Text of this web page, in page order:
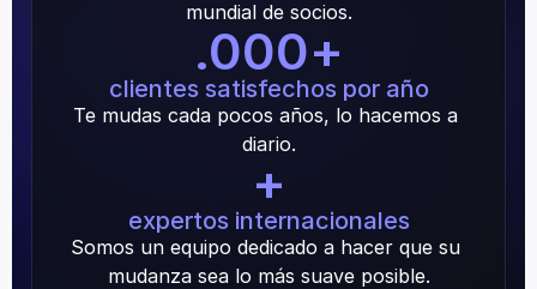
mundial de socios.
.000+
clientes satisfechos por año
Te mudas cada pocos años, lo hacemos a
diario.
+
expertos internacionales
Somos un equipo dedicado a hacer que su
mudanza sea lo más suave posible.